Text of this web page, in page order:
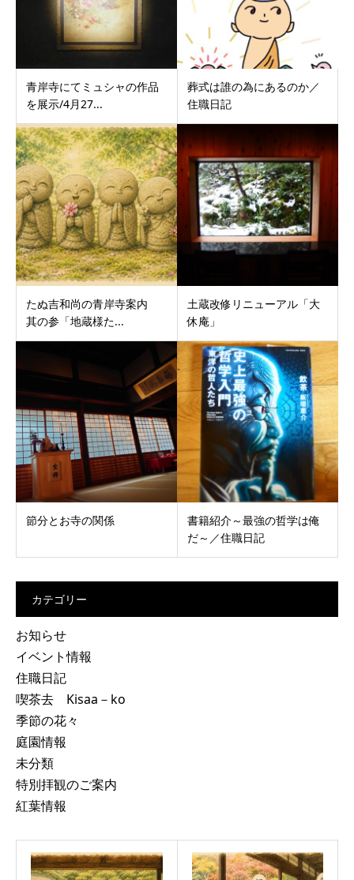
青岸寺にてミュシャの作品
を展示/4月27...
葬式は誰の為にあるのか／
住職日記
たぬ吉和尚の青岸寺案内
其の参「地蔵様た...
土蔵改修リニューアル「大
休庵」
節分とお寺の関係
書籍紹介～最強の哲学は俺
だ～／住職日記
カテゴリー
お知らせ
イベント情報
住職日記
喫茶去 Kisaa－ko
季節の花々
庭園情報
未分類
特別拝観のご案内
紅葉情報